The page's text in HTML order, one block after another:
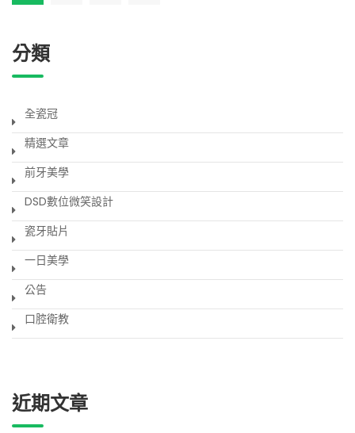
分類
全瓷冠
精選文章
前牙美學
DSD數位微笑設計
瓷牙貼片
一日美學
公告
口腔衛教
近期文章